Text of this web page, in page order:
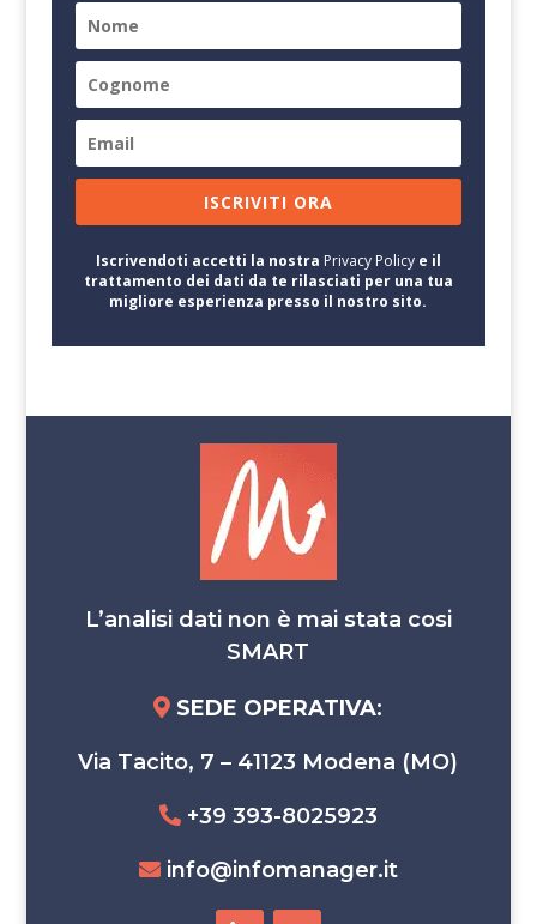
ISCRIVITI ORA
Iscrivendoti accetti la nostra Privacy Policye il
trattamento dei dati da te rilasciati per una tua
migliore esperienza presso il nostro sito.
L’analisi dati non è mai stata cosi
SMART
SEDE OPERATIVA:
Via Tacito, 7 – 41123 Modena (MO)
+39 393-8025923
info@infomanager.it